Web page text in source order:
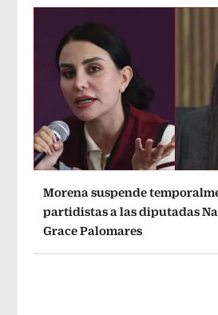
Morena suspende
partidistas a las diputadas
Grace Palomares